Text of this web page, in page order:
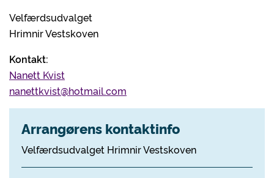
Velfærdsudvalget
Hrimnir Vestskoven
Kontakt:
Nanett Kvist
nanettkvist@hotmail.com
Arrangørens kontaktinfo
Velfærdsudvalget Hrimnir Vestskoven